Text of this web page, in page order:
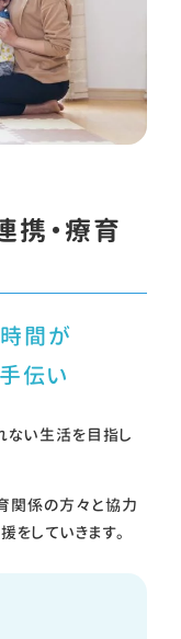
携・療育
間が
伝い
ない生活を目指し
関係の方々と協力
していきます。